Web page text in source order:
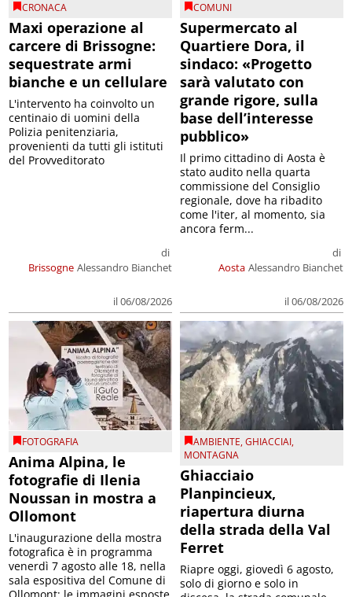
CRONACA
Maxi operazione al
carcere di Brissogne:
sequestrate armi
bianche e un cellulare
Brissogne
di
Alessandro Bianchet
il 06/08/2026
L'intervento ha coinvolto un
centinaio di uomini della
Polizia penitenziaria,
provenienti da tutti gli istituti
del Provveditorato
COMUNI
Supermercato al
Quartiere Dora, il
sindaco: «Progetto
sarà valutato con
grande rigore, sulla
base dell’interesse
pubblico»
Aosta
di
Alessandro Bianchet
il 06/08/2026
Il primo cittadino di Aosta è
stato audito nella quarta
commissione del Consiglio
regionale, dove ha ribadito
come l'iter, al momento, sia
ancora ferm...
FOTOGRAFIA
Anima Alpina, le
fotografie di Ilenia
Noussan in mostra a
Ollomont
L'inaugurazione della mostra
fotografica è in programma
venerdì 7 agosto alle 18, nella
sala espositiva del Comune di
AMBIENTE,GHIACCIAI,
MONTAGNA
Ghiacciaio
Planpincieux,
riapertura diurna
della strada della Val
Ferret
Riapre oggi, giovedì 6 agosto,
solo di giorno e solo in